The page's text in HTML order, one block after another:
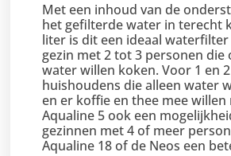
Met een inhoud van de
het gefilterde water in terecht
liter is dit een ideaal
gezin met 2 tot 3 personen die
water willen koken. Voor 1 en
huishoudens die alleen water
en er koffie en thee mee willen
Aqualine 5 ook een
gezinnen met 4 of meer
Aqualine 18 of de Neos een